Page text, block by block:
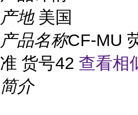
产地 美国
产品名称CF-MU
准 货号42 查看相
简介